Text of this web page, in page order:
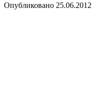
Опубликовано 25.06.2012